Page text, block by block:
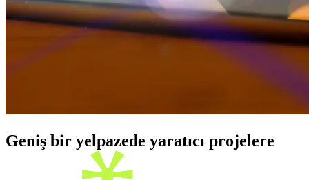
Geniş bir yelpazede yaratıcı projelere